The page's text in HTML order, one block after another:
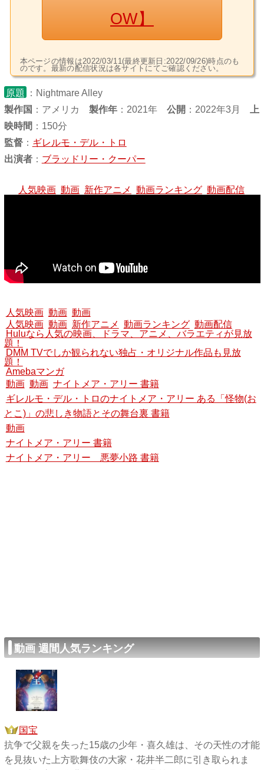
OW】
本ページの情報は2022/03/11(最終更新日:2022/09/26)時点のも
のです。最新の配信状況は各サイトにてご確認ください。
原題
：Nightmare Alley
製作国 ： アメリカ 製作年：2021年 公開 ：2022年3月
上
映時間 ：150分
監督： ギレルモ・デル・トロ
出演者： ブラッドリー・クーパー
人気映画 動画 新作アニメ 動画ランキング 動画配信
人気映画 動画 動画
人気映画 動画 新作アニメ 動画ランキング 動画配信
Huluなら人気の映画、ドラマ、アニメ、バラエティが見放
題！
DMM TVでしか観られない独占・オリジナル作品も見放
題！
Amebaマンガ
動画 動画 ナイトメア・アリー 書籍
ギレルモ・デル・トロのナイトメア・アリー ある「怪物(お
とこ)」の悲しき物語とその舞台裏 書籍
動画
ナイトメア・アリー 書籍
ナイトメア・アリー 悪夢小路 書籍
動画 週間人気ランキング
国宝
抗争で父親を失った15歳の少年・喜久雄は、その天性の才能
を見抜いた上方歌舞伎の大家・花井半二郎に引き取られま